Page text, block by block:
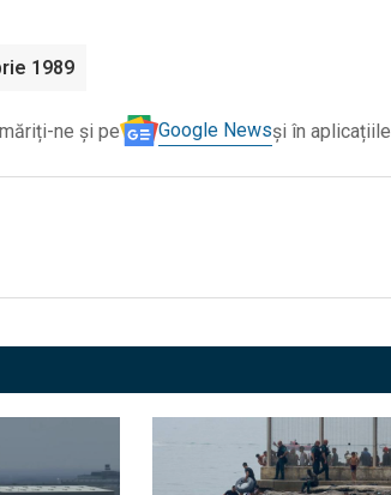
1989
ne și pe Google Newsși în